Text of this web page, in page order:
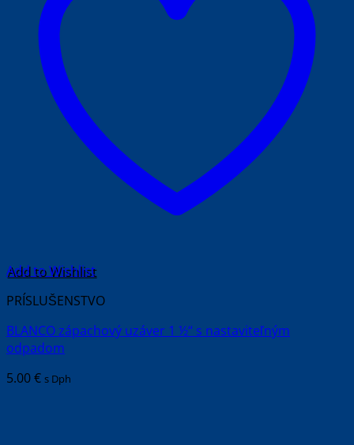
Add to Wishlist
PRÍSLUŠENSTVO
BLANCO zápachový uzáver 1 ½“ s nastaviteľným
odpadom
5.00€ s Dph